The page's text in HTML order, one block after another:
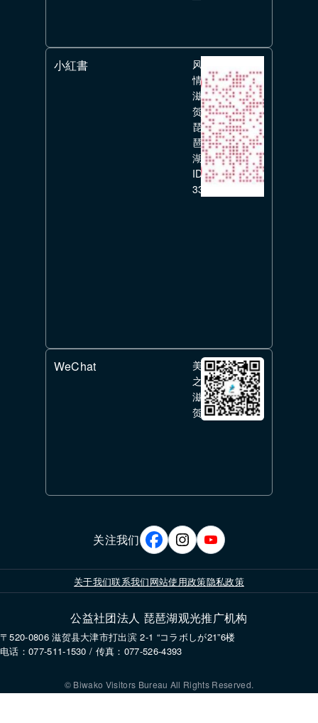
小紅書
风
情
滋
贺
琵
琶
湖
ID:
336351626
WeChat
美
之
滋
贺
关注我们
关于我们联系我们网站使用政策隐私政策
公益社团法人 琵琶湖观光推广机构
〒520-0806 滋贺县大津市打出滨 2-1 “コラボしが21”6楼
电话：077-511-1530 / 传真：077-526-4393
© Biwako Visitors Bureau All Rights Reserved.